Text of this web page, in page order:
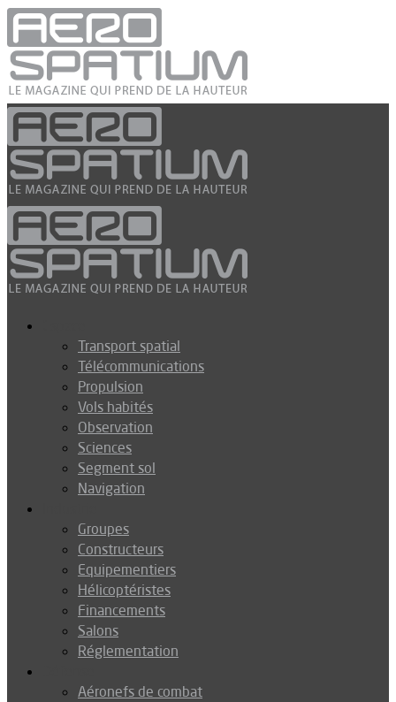
Transport spatial
Télécommunications
Propulsion
Vols habités
Observation
Sciences
Segment sol
Navigation
Groupes
Constructeurs
Equipementiers
Hélicoptéristes
Financements
Salons
Réglementation
Aéronefs de combat